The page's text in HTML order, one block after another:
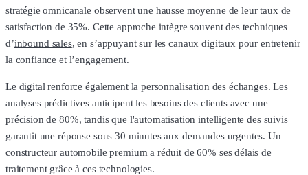
stratégie omnicanale observent une hausse moyenne de leur taux de
satisfaction de 35%. Cette approche intègre souvent des techniques
d’inbound sales, en s’appuyant sur les canaux digitaux pour entretenir
la confiance et l’engagement.
Le digital renforce également la personnalisation des échanges. Les
analyses prédictives anticipent les besoins des clients avec une
précision de 80%, tandis que l'automatisation intelligente des suivis
garantit une réponse sous 30 minutes aux demandes urgentes. Un
constructeur automobile premium a réduit de 60% ses délais de
traitement grâce à ces technologies.